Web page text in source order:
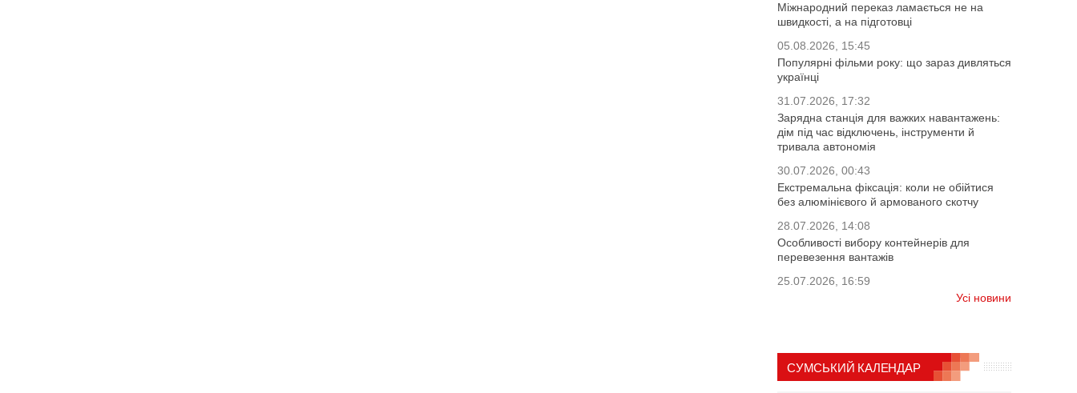
Міжнародний переказ ламається не на
швидкості, а на підготовці
05.08.2026, 15:45
Популярні фільми року: що зараз дивляться
українці
31.07.2026, 17:32
Зарядна станція для важких навантажень:
дім під час відключень, інструменти й
тривала автономія
30.07.2026, 00:43
Екстремальна фіксація: коли не обійтися
без алюмінієвого й армованого скотчу
28.07.2026, 14:08
Особливості вибору контейнерів для
перевезення вантажів
25.07.2026, 16:59
Усі новини
СУМСЬКИЙ КАЛЕНДАР